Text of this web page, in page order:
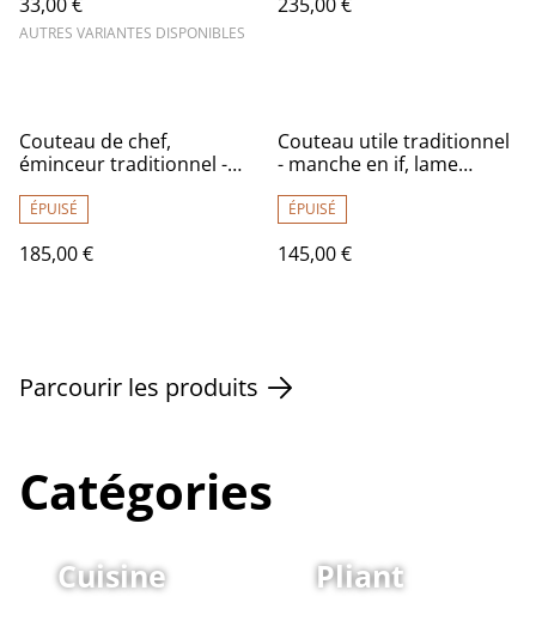
AUTRES VARIANTES DISPONIBLES
Couteau de chef,
éminceur traditionnel -
de qualité exceptionnelle,
lame carbone
ÉPUISÉ
185,00 €
Couteau utile traditionnel
- manche en if, lame
ÉPUISÉ
145,00 €
Parcourir les produits
Catégories
Cuisine Pliant